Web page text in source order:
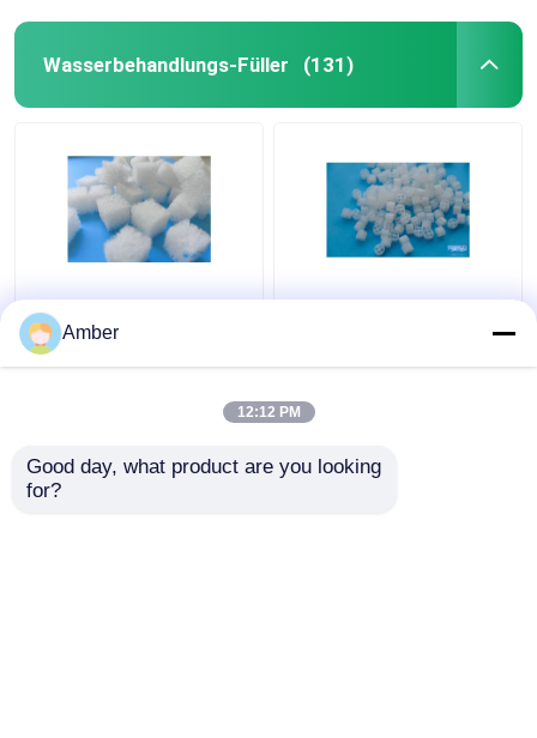
Wasserbehandlungs-Füller (131)
Bioreaktor-Polymer-
zusammengesetztes
Gel Biocarriers in den
Cube Polymer
Porosität
Amber
12:12 PM
Good day, what product are you looking
for?